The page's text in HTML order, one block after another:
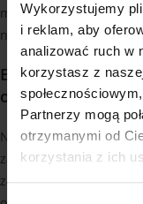
Wykorzystujemy
i reklam, aby
analizować ruch w
korzystasz z
Partnerzy mogą
otrzymanymi od
korzystania z ich
mieli stuprocentową
najlepszych rękach.
Edukacja,
Nasza kadra dba o to,
za sobą realną wartość
zawsze obejmuje